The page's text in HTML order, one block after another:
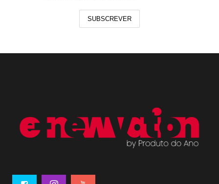
SUBSCREVER